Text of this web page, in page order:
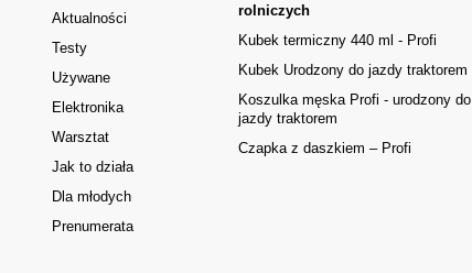
Aktualności
Testy
Używane
Elektronika
Warsztat
Jak to działa
Dla młodych
Prenumerata
rolniczych
Kubek termiczny 440 ml - Profi
Kubek Urodzony do jazdy traktorem
Koszulka męska Profi - urodzony do
jazdy traktorem
Czapka z daszkiem – Profi